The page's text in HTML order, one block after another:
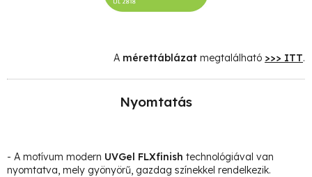
A mérettáblázat megtalálható >>> ITT.
Nyomtatás
- A motívum modern UVGel FLXfinish technológiával van
nyomtatva, mely gyönyörű, gazdag színekkel rendelkezik.